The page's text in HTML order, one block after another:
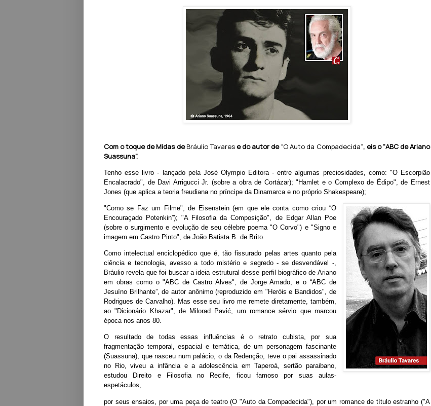
Com o toque de Midas deBráulio Tavarese do autor de“O Auto da Compadecida”, eis o "ABC de Ariano
Suassuna".
Tenho esse livro - lançado pela José Olympio Editora - entre algumas preciosidades, como: "O Escorpião
Encalacrado", de Davi Arrigucci Jr. (sobre a obra de Cortázar); "Hamlet e o Complexo de Édipo", de Ernest
Jones (que aplica a teoria freudiana no príncipe da Dinamarca e no próprio Shakespeare);
"Como se Faz um Filme", de Eisenstein(em que ele conta como criou “O
Encouraçado Potenkin”); "A Filosofia da Composição", de Edgar Allan Poe
(sobre o surgimento e evolução de seu célebre poema "O Corvo") e "Signo e
imagem em Castro Pinto", de João Batista B. de Brito.
Como intelectual enciclopédico que é, tão fissurado pelas artes quanto pela
ciência e tecnologia, avesso a todo mistério e segredo - se desvendável -,
Bráulio revela que foi buscar a ideia estrutural desse perfil biográfico de Ariano
em obras como o "ABC de Castro Alves", de Jorge Amado, e o “ABC de
Jesuíno Brilhante”, de autor anônimo (reproduzido em "Heróis e Bandidos", de
Rodrigues de Carvalho). Mas esse seu livro me remete diretamente, também,
ao "Dicionário Khazar", de Milorad Pavić, um romance sérvio que marcou
época nos anos 80.
O resultado de todas essas influências é o retrato cubista, por sua
fragmentação temporal, espacial e temática, de um personagem fascinante
(Suassuna), que nasceu num palácio, o da Redenção, teve o pai assassinado
no Rio, viveu a infância e a adolescência em Taperoá, sertão paraibano,
estudou Direito e Filosofia no Recife, ficou famoso por suas aulas-
espetáculos,
por seus ensaios, por uma peça de teatro (O "Auto da Compadecida"), por um romance de título estranho ("A